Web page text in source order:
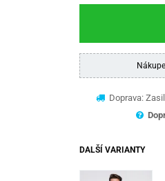
Doprava:
DALŠÍ VARIANTY